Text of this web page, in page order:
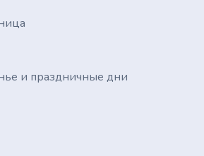
и праздничные дни